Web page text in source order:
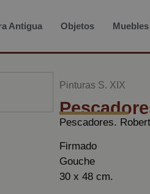
Antigua Objetos Muebles
Pinturas S. XIX
Pescadores.
Firmado
Gouche
30 x 48 cm.